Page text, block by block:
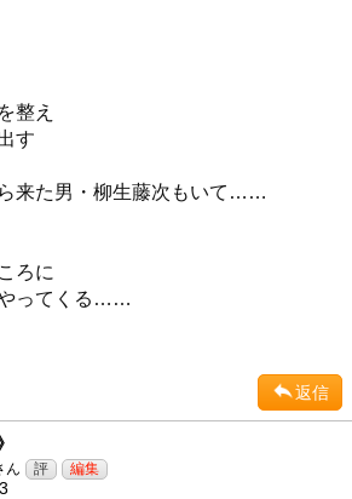
整え
す
来た男・柳生藤次もいて……
ろに
ってくる……
返信
ん